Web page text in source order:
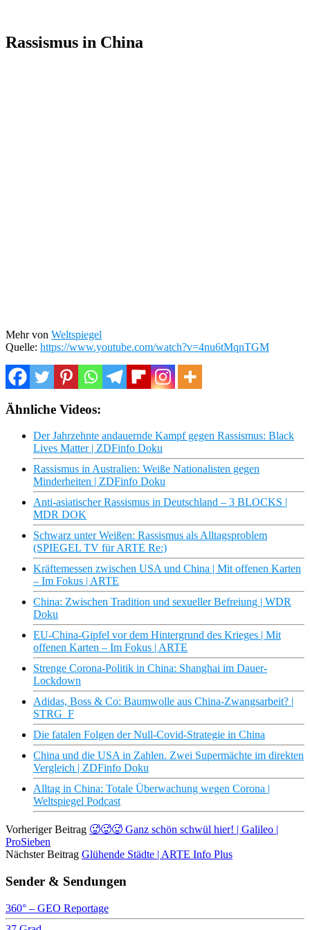
Rassismus in China
Mehr von Weltspiegel
Quelle: https://www.youtube.com/watch?v=4nu6tMqnTGM
Ähnliche Videos:
Der Jahrzehnte andauernde Kampf gegen Rassismus: Black
Lives Matter | ZDFinfo Doku
Rassismus in Australien: Weiße Nationalisten gegen
Minderheiten | ZDFinfo Doku
Anti-asiatischer Rassismus in Deutschland – 3 BLOCKS |
MDR DOK
Schwarz unter Weißen: Rassismus als Alltagsproblem
(SPIEGEL TV für ARTE Re:)
Kräftemessen zwischen USA und China | Mit offenen Karten
– Im Fokus | ARTE
China: Zwischen Tradition und sexueller Befreiung | WDR
Doku
EU-China-Gipfel vor dem Hintergrund des Krieges | Mit
offenen Karten – Im Fokus | ARTE
Strenge Corona-Politik in China: Shanghai im Dauer-
Lockdown
Adidas, Boss & Co: Baumwolle aus China-Zwangsarbeit? |
STRG_F
Die fatalen Folgen der Null-Covid-Strategie in China
China und die USA in Zahlen. Zwei Supermächte im direkten
Vergleich | ZDFinfo Doku
Alltag in China: Totale Überwachung wegen Corona |
Weltspiegel Podcast
Vorheriger Beitrag 🥵🥵🥵 Ganz schön schwül hier! | Galileo |
ProSieben
Nächster Beitrag Glühende Städte | ARTE Info Plus
Sender & Sendungen
360° – GEO Reportage